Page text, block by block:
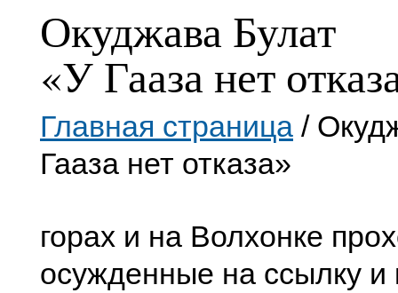
Окуджава Булат
«У Гааза нет
Главная страница /
Гааза нет отказа»
горах и на Волхонке
осужденные на ссылку и